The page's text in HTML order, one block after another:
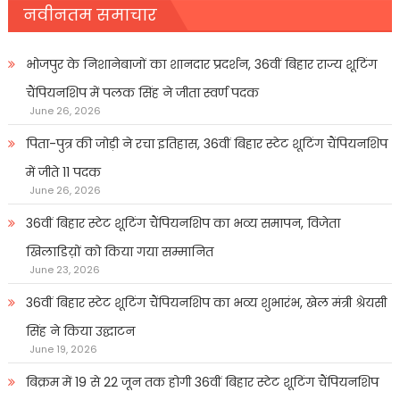
नवीनतम समाचार
भोजपुर के निशानेबाजों का शानदार प्रदर्शन, 36वीं बिहार राज्य शूटिंग
चैंपियनशिप में पलक सिंह ने जीता स्वर्ण पदक
June 26, 2026
पिता-पुत्र की जोड़ी ने रचा इतिहास, 36वीं बिहार स्टेट शूटिंग चैंपियनशिप
में जीते 11 पदक
June 26, 2026
36वीं बिहार स्टेट शूटिंग चैंपियनशिप का भव्य समापन, विजेता
खिलाडिय़ों को किया गया सम्मानित
June 23, 2026
36वीं बिहार स्टेट शूटिंग चैंपियनशिप का भव्य शुभारंभ, खेल मंत्री श्रेयसी
सिंह ने किया उद्घाटन
June 19, 2026
बिक्रम में 19 से 22 जून तक होगी 36वीं बिहार स्टेट शूटिंग चैंपियनशिप